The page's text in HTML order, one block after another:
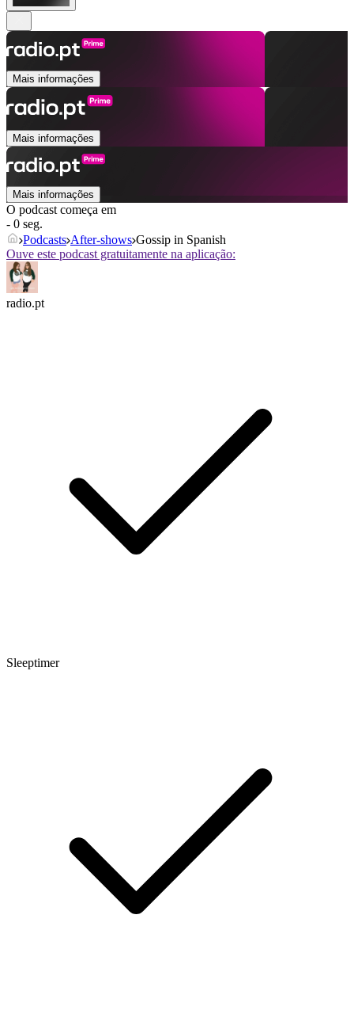
Mais informações
Mais informações
Mais informações
O podcast começa em
- 0 seg.
Podcasts After‑shows Gossip in Spanish
Ouve este podcast gratuitamente na aplicação:
radio.pt
Sleeptimer